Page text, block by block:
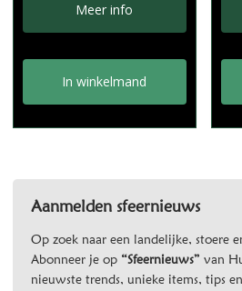
Meer info
In winkelmand
Aanmelden sfeernieuws
Op zoek naar een landelijke, stoere
Abonneer je op “Sfeernieuws” van
nieuwste trends, unieke items, tips